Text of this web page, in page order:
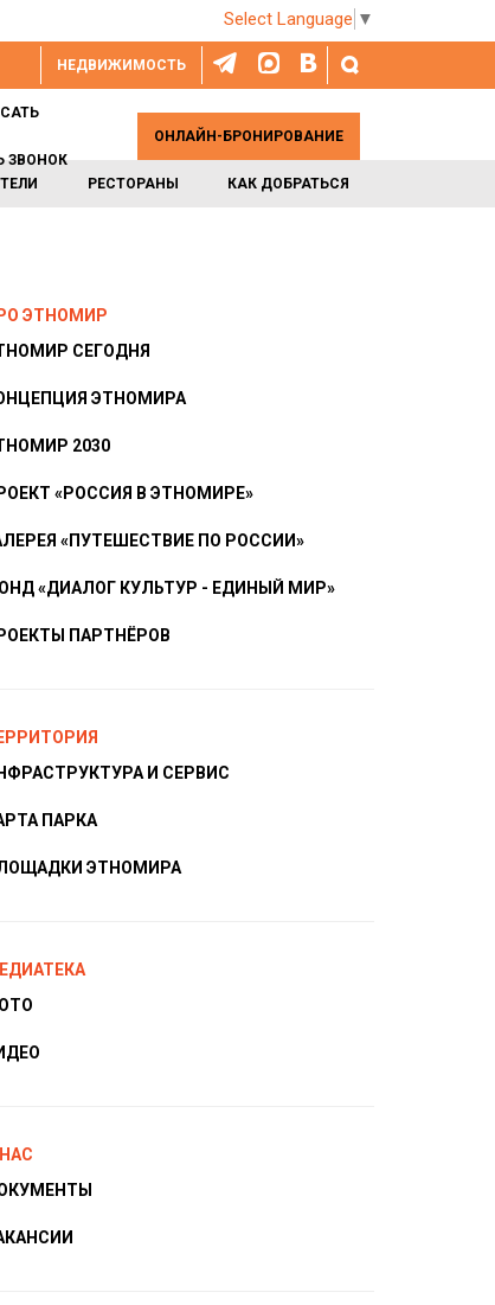
Select Language ▼
НЕДВИЖИМОСТЬ
РЕСТОРАНЫ КАК ДОБРАТЬСЯ
ЗВОНОК
ОНЛАЙН-БРОНИРОВАНИЕ
ЭТНОМИР
СЕГОДНЯ
ЭТНОМИРА
2030
«РОССИЯ В ЭТНОМИРЕ»
«ПУТЕШЕСТВИЕ ПО РОССИИ»
«ДИАЛОГ КУЛЬТУР - ЕДИНЫЙ МИР»
ПАРТНЁРОВ
И СЕРВИС
ПАРКА
ЭТНОМИРА